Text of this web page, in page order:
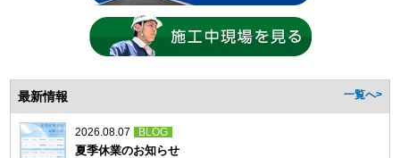
最新情報 一覧へ>
2026.08.07 BLOG
夏季休業のお知らせ